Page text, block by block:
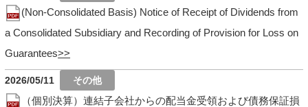
(Non-Consolidated Basis) Notice of Receipt of Dividends from
a Consolidated Subsidiary and Recording of Provision for Loss on
Guarantees
2026/05/11
（個別決算）連結子会社からの配当金受領および債務保証損